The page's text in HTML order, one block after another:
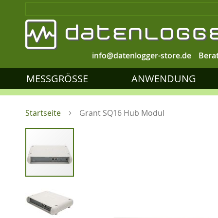
info@datenlogger-store.de
MESSGRÖSSE ANWENDUNG
Startseite Grant SQ16 Hub Modul
Zum
Ende
der
Bildgalerie
springen